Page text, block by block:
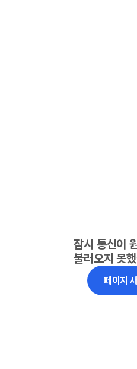
잠시 통신이
불러오지 못
페이지